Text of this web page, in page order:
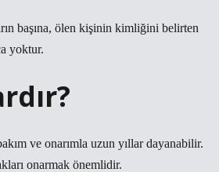
başına, ölen kişinin kimliğini belirten
yoktur.
ve onarımla uzun yıllar dayanabilir.
onarmak önemlidir.